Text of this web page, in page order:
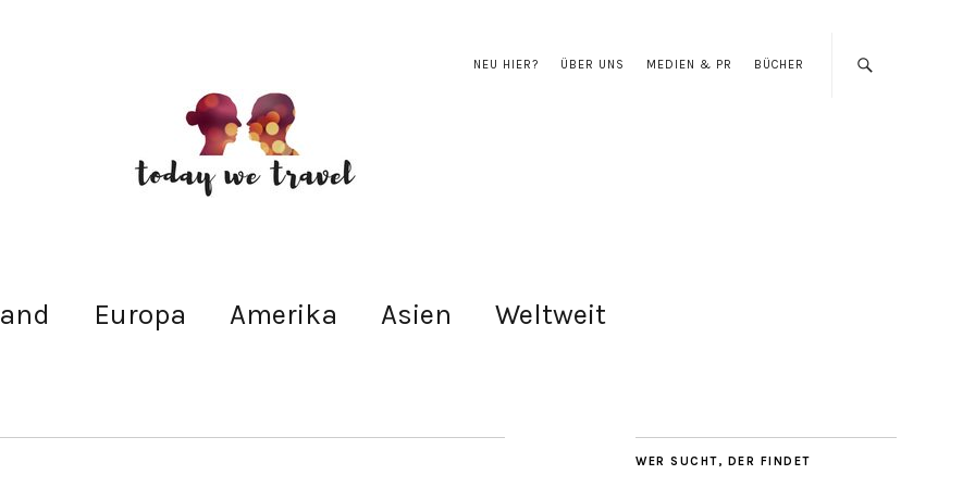
NEU HIER? ÜBER UNS MEDIEN & PR BÜCHER
Europa Amerika Asien Weltweit
WER SUCHT, DER FINDET